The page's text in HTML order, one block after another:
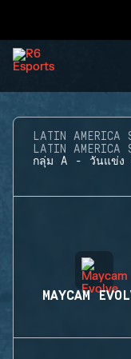
LATIN AMERICA
LATIN AMERICA
กลุ่ม A - วันแข่ง
MAYCAM